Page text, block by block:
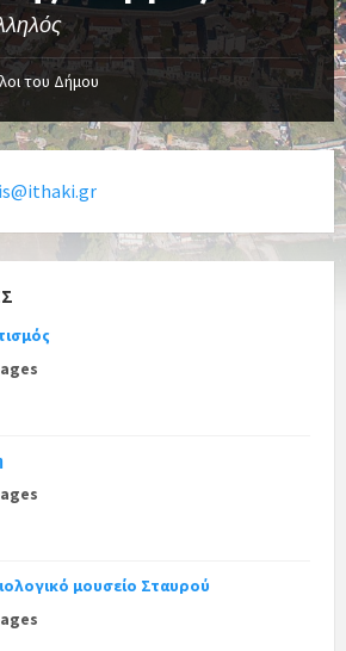
του Δήμου
μουσείο Σταυρού